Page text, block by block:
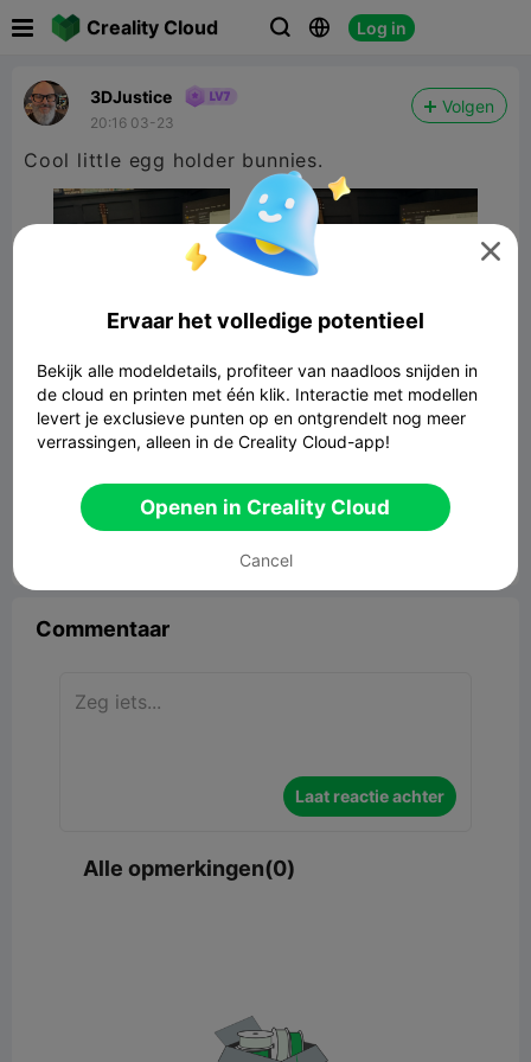
Creality Cloud   Log in
3DJustice
20:16 03-23
Volgen
Cool little egg holder bunnies.
704.96KB Gerelateerd 3D -model
4
Commentaar
Laat reactie achter
Alle opmerkingen(0)

Ervaar het volledige potentieel
Bekijk alle modeldetails, profiteer van naadloos snijden in
de cloud en printen met één klik. Interactie met modellen
levert je exclusieve punten op en ontgrendelt nog meer
verrassingen, alleen in de Creality Cloud-app!
Openen in Creality Cloud
Cancel